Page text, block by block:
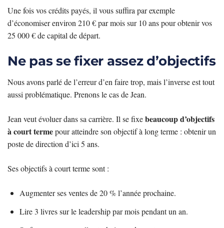
Une fois vos crédits payés, il vous suffira par exemple
d’économiser environ 210 € par mois sur 10 ans pour obtenir vos
25 000 € de capital de départ.
Ne pas se fixer assez d’objectifs
Nous avons parlé de l’erreur d’en faire trop, mais l’inverse est tout
aussi problématique. Prenons le cas de Jean.
Jean veut évoluer dans sa carrière. Il se fixebeaucoup d’objectifs
à court termepour atteindre son objectif à long terme : obtenir un
poste de direction d’ici 5 ans.
Ses objectifs à court terme sont :
Augmenter ses ventes de 20 % l’année prochaine.
Lire 3 livres sur le leadership par mois pendant un an.